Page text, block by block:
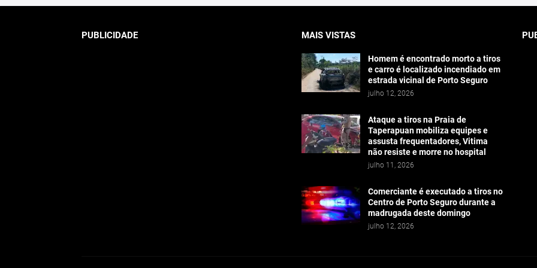
PUBLICIDADE MAIS VISTAS
Homem é encontrado morto a tiros
e carro é localizado incendiado em
estrada vicinal de Porto Seguro
julho 12, 2026
Ataque a tiros na Praia de
Taperapuan mobiliza equipes e
assusta frequentadores, Vitima
não resiste e morre no hospital
julho 11, 2026
Comerciante é executado a tiros no
Centro de Porto Seguro durante a
madrugada deste domingo
julho 12, 2026